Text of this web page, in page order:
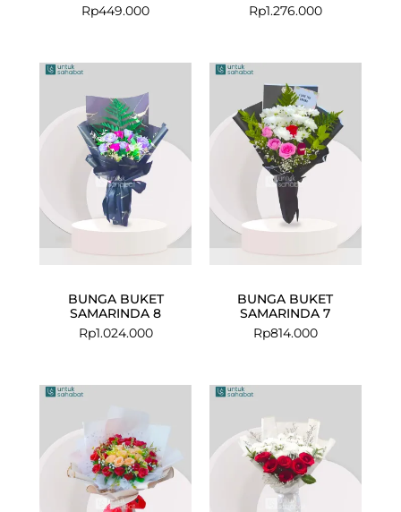
Rp449.000
Rp1.276.000
BUNGA BUKET
SAMARINDA 8
Rp1.024.000
BUNGA BUKET
SAMARINDA 7
Rp814.000